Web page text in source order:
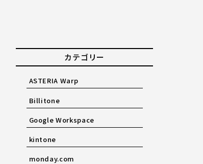
カテゴリー
ASTERIA Warp
Billitone
Google Workspace
kintone
monday.com